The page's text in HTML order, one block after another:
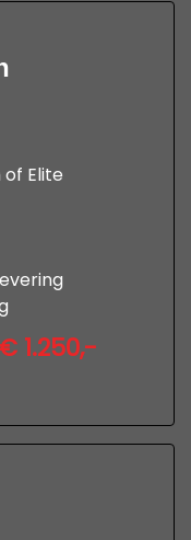
Elite
garantie
en
€ 1.250,-